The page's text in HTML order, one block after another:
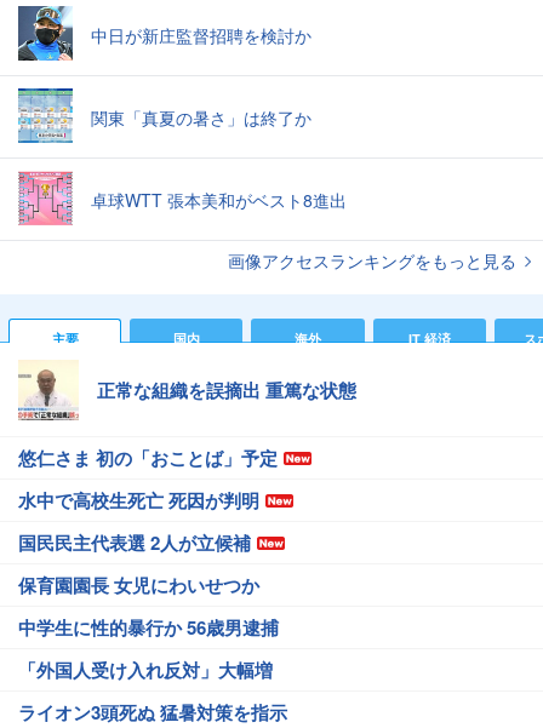
中日が新庄監督招聘を検討か
関東「真夏の暑さ」は終了か
卓球WTT 張本美和がベスト8進出
画像アクセスランキングをもっと見る
主要 国内 海外 IT 経済 ス
正常な組織を誤摘出 重篤な状態
悠仁さま 初の「おことば」予定
水中で高校生死亡 死因が判明
国民民主代表選 2人が立候補
保育園園長 女児にわいせつか
中学生に性的暴行か 56歳男逮捕
「外国人受け入れ反対」大幅増
ライオン3頭死ぬ 猛暑対策を指示